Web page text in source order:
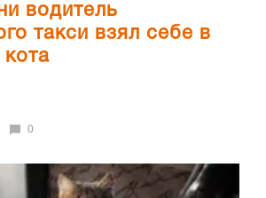
водитель
такси взял себе в
кота
0